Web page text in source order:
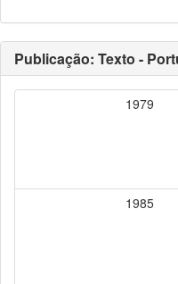
Publicação: Texto -
1979
1985